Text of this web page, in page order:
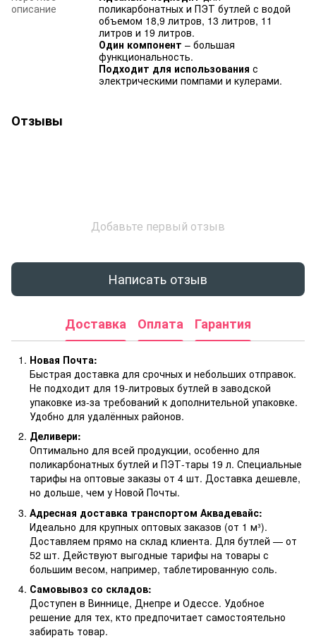
описание
поликарбонатных и ПЭТ бутлей с водой
объемом 18,9 литров, 13 литров, 11
литров и 19 литров.
Один компонент – большая
функциональность.
Подходит для использования с
электрическими помпами и кулерами.
Отзывы
Добавьте первый отзыв
Написать отзыв
Доставка Оплата Гарантия
Новая Почта:
Быстрая доставка для срочных и небольших отправок.
Не подходит для 19-литровых бутлей в заводской
упаковке из-за требований к дополнительной упаковке.
Удобно для удалённых районов.
Деливери:
Оптимально для всей продукции, особенно для
поликарбонатных бутлей и ПЭТ-тары 19 л. Специальные
тарифы на оптовые заказы от 4 шт. Доставка дешевле,
но дольше, чем у Новой Почты.
Адресная доставка транспортом Аквадевайс:
Идеально для крупных оптовых заказов (от 1 м³).
Доставляем прямо на склад клиента. Для бутлей — от
52 шт. Действуют выгодные тарифы на товары с
большим весом, например, таблетированную соль.
Самовывоз со складов:
Доступен в Виннице, Днепре и Одессе. Удобное
решение для тех, кто предпочитает самостоятельно
забирать товар.